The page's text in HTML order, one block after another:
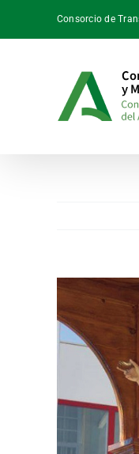
Consorcio de
Ver
imagen
más
grande